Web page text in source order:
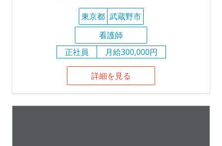
東京都 武蔵野市
看護師
正社員
月給300,000円
詳細を見る